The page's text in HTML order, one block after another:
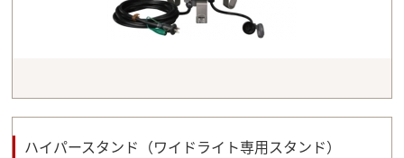
ハイパースタンド（ワイドライト専用スタンド）